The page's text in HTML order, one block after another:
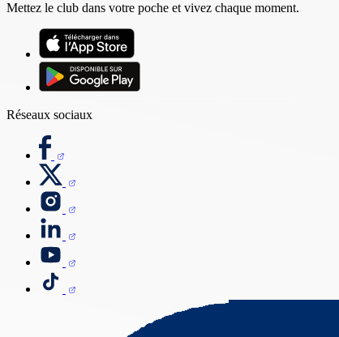
Mettez le club dans votre poche et vivez chaque moment.
Réseaux sociaux